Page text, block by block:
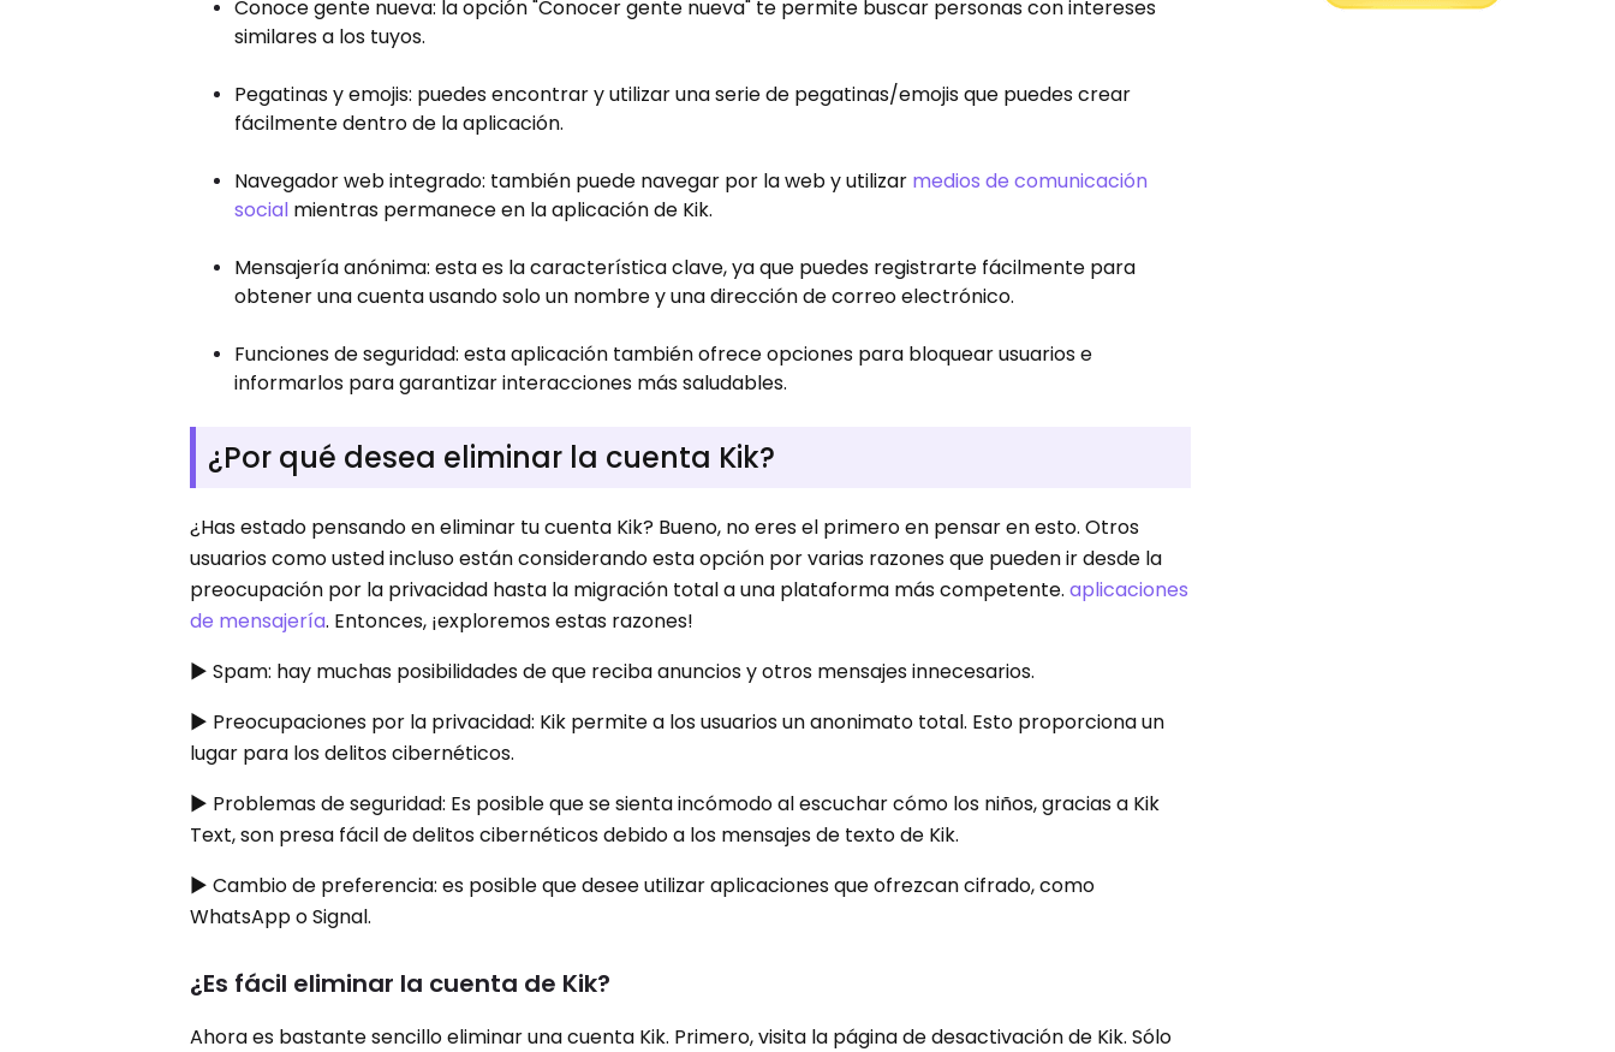
Conoce gente nueva: la opción "Conocer gente nueva" te permite buscar personas con intereses
similares a los tuyos.
Pegatinas y emojis: puedes encontrar y utilizar una serie de pegatinas/emojis que puedes crear
fácilmente dentro de la aplicación.
Navegador web integrado: también puede navegar por la web y utilizar medios de comunicación
social mientras permanece en la aplicación de Kik.
Mensajería anónima: esta es la característica clave, ya que puedes registrarte fácilmente para
obtener una cuenta usando solo un nombre y una dirección de correo electrónico.
Funciones de seguridad: esta aplicación también ofrece opciones para bloquear usuarios e
informarlos para garantizar interacciones más saludables.
¿Por qué desea eliminar la cuenta Kik?
¿Has estado pensando en eliminar tu cuenta Kik? Bueno, no eres el primero en pensar en esto. Otros
usuarios como usted incluso están considerando esta opción por varias razones que pueden ir desde la
preocupación por la privacidad hasta la migración total a una plataforma más competente.aplicaciones
de mensajería. Entonces, ¡exploremos estas razones!
▶ Spam: hay muchas posibilidades de que reciba anuncios y otros mensajes innecesarios.
▶ Preocupaciones por la privacidad: Kik permite a los usuarios un anonimato total. Esto proporciona un
lugar para los delitos cibernéticos.
▶ Problemas de seguridad: Es posible que se sienta incómodo al escuchar cómo los niños, gracias a Kik
Text, son presa fácil de delitos cibernéticos debido a los mensajes de texto de Kik.
▶ Cambio de preferencia: es posible que desee utilizar aplicaciones que ofrezcan cifrado, como
WhatsApp o Signal.
¿Es fácil eliminar la cuenta de Kik?
Ahora es bastante sencillo eliminar una cuenta Kik. Primero, visita la página de desactivación de Kik. Sólo